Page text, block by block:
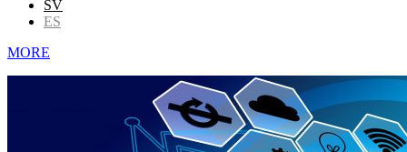
SV
ES
MORE